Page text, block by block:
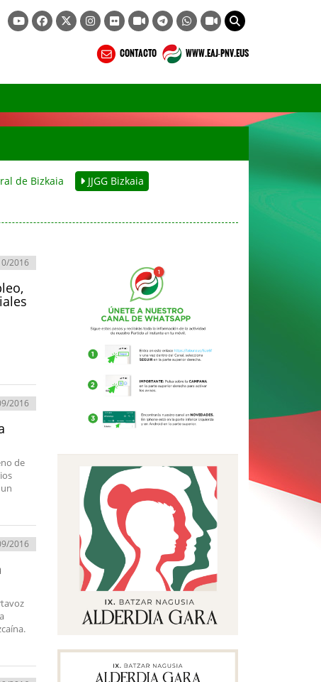
CONTACTO WWW.EAJ-PNV.EUS
de Bizkaia
JJGG Bizkaia
2016
2016
de
2016